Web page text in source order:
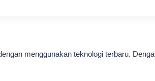
menggunakan teknologi terbaru.